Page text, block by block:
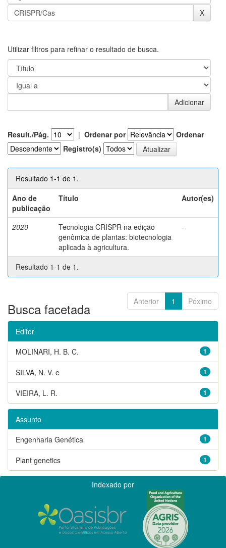
Utilizar filtros para refinar o resultado de busca.
Result./Pág. | Ordenar por
Ordenar
Registro(s)
Resultado 1-1 de 1.
Ano de
publicação
Título Autor(es)
2020
Tecnologia CRISPR na edição
genômica de plantas: biotecnologia
aplicada à agricultura.
-
Resultado 1-1 de 1.
Anterior 1 Póximo
Busca facetada
Editor
1
MOLINARI, H. B. C.
1
SILVA, N. V. e
1
VIEIRA, L. R.
Assunto
1
Engenharia Genética
1
Plant genetics
Indexado por